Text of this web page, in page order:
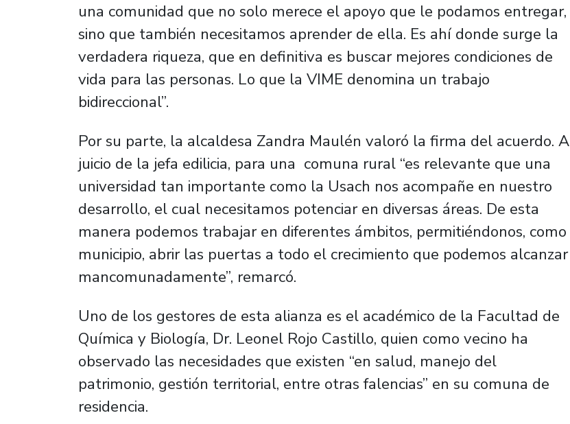
una comunidad que no solo merece el apoyo que le podamos entregar,
sino que también necesitamos aprender de ella. Es ahí donde surge la
verdadera riqueza, que en definitiva es buscar mejores condiciones de
vida para las personas. Lo que la VIME denomina un trabajo
bidireccional”.
Por su parte, la alcaldesa Zandra Maulén valoró la firma del acuerdo. A
juicio de la jefa edilicia, para una comuna rural “es relevante que una
universidad tan importante como la Usach nos acompañe en nuestro
desarrollo, el cual necesitamos potenciar en diversas áreas. De esta
manera podemos trabajar en diferentes ámbitos, permitiéndonos, como
municipio, abrir las puertas a todo el crecimiento que podemos alcanzar
mancomunadamente”, remarcó.
Uno de los gestores de esta alianza es el académico de la Facultad de
Química y Biología, Dr. Leonel Rojo Castillo, quien como vecino ha
observado las necesidades que existen “en salud, manejo del
patrimonio, gestión territorial, entre otras falencias” en su comuna de
residencia.